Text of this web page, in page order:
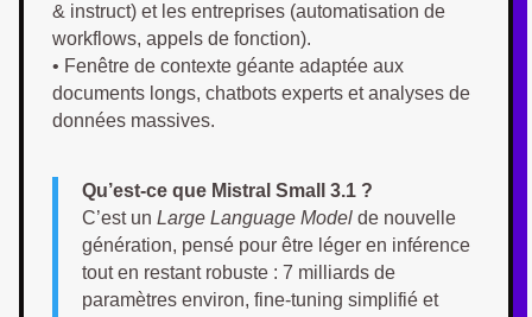
& instruct) et les entreprises (automatisation de
workflows, appels de fonction).
• ​Fenêtre de contexte géante adaptée aux
documents longs, chatbots experts et analyses de
données massives.
Qu’est-ce que Mistral Small 3.1 ?
C’est un Large Language Model de nouvelle
génération, pensé pour être léger en inférence
tout en restant robuste : 7 milliards de
paramètres environ, fine-tuning simplifié et